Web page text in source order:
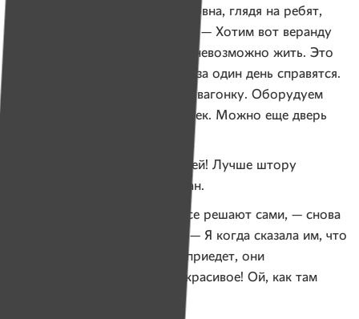
мягко улыбается Галина Петровна, глядя на ребят,
и начинает говорить о планах. — Хотим вот веранду
сделать обязательно, без нее невозможно жить. Это
все быстро делается, они это за один день справятся.
Потом на чердак надо купить вагонку. Оборудуем
три спальных места для девочек. Можно еще дверь
— Нет, дверь там будет лишней! Лучше штору
повесить, — предлагает Богдан.
— Лишней, да? Ну вот, они все решают сами, — снова
улыбается Галина Петровна. — Я когда сказала им, что
родственница моя, девочка, приедет, они
ей выгородили такое место красивое! Ой, как там